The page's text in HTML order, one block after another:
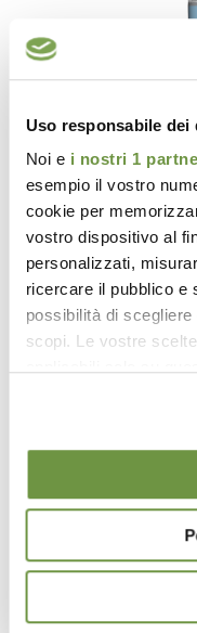
Uso responsabile dei
Noi e i nostri 1
esempio il vostro
cookie per
vostro dispositivo al
personalizzati,
ricercare il pubblico e
possibilità di
scopi. Le vostre
revocare il proprio
attivazione della
modificare o ritirare il
dalla Dichiarazione